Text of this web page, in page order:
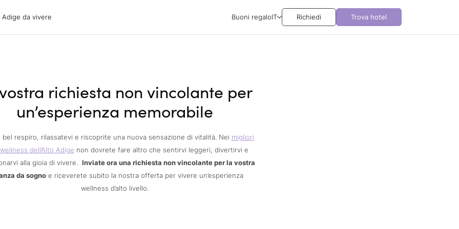
Adige da vivere Buoni regaloIT Richiedi Trova hotel
richiesta non vincolante per
un’esperienza memorabile
bel respiro, rilassatevi e riscoprite una nuova sensazione di vitalità. Nei migliori
dell’Alto Adige non dovrete fare altro che sentirvi leggeri, divertirvi e
alla gioia di vivere.
Inviate ora una richiesta non vincolante per la vostra
da sognoe riceverete subito la nostra offerta per vivere un’esperienza
wellness d’alto livello.